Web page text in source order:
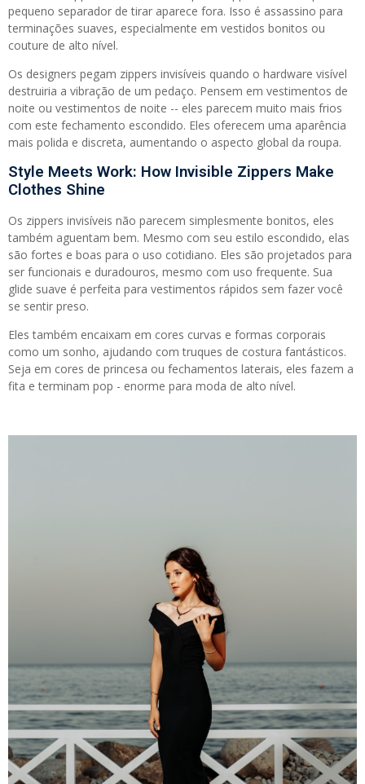
pequeno separador de tirar aparece fora. Isso é assassino para
terminações suaves, especialmente em vestidos bonitos ou
couture de alto nível.
Os designers pegam zippers invisíveis quando o hardware visível
destruiria a vibração de um pedaço. Pensem em vestimentos de
noite ou vestimentos de noite -- eles parecem muito mais frios
com este fechamento escondido. Eles oferecem uma aparência
mais polida e discreta, aumentando o aspecto global da roupa.
Style Meets Work: How Invisible Zippers Make
Clothes Shine
Os zippers invisíveis não parecem simplesmente bonitos, eles
também aguentam bem. Mesmo com seu estilo escondido, elas
são fortes e boas para o uso cotidiano. Eles são projetados para
ser funcionais e duradouros, mesmo com uso frequente. Sua
glide suave é perfeita para vestimentos rápidos sem fazer você
se sentir preso.
Eles também encaixam em cores curvas e formas corporais
como um sonho, ajudando com truques de costura fantásticos.
Seja em cores de princesa ou fechamentos laterais, eles fazem a
fita e terminam pop - enorme para moda de alto nível.